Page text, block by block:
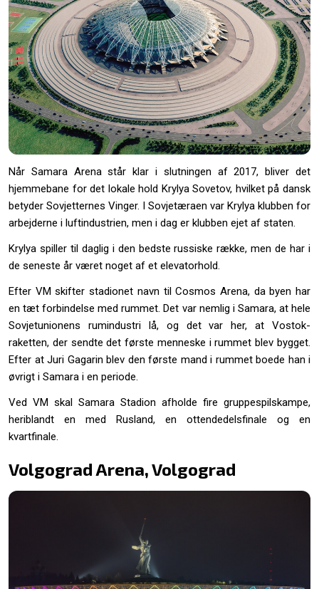
Når Samara Arena står klar i slutningen af 2017, bliver det
hjemmebane for det lokale hold Krylya Sovetov, hvilket på dansk
betyder Sovjetternes Vinger. I Sovjetæraen var Krylya klubben for
arbejderne i luftindustrien, men i dag er klubben ejet af staten.
Krylya spiller til daglig i den bedste russiske række, men de har i
de seneste år været noget af et elevatorhold.
Efter VM skifter stadionet navn til Cosmos Arena, da byen har
en tæt forbindelse med rummet. Det var nemlig i Samara, at hele
Sovjetunionens rumindustri lå, og det var her, at Vostok-
raketten, der sendte det første menneske i rummet blev bygget.
Efter at Juri Gagarin blev den første mand i rummet boede han i
øvrigt i Samara i en periode.
Ved VM skal Samara Stadion afholde fire gruppespilskampe,
heriblandt en med Rusland, en ottendedelsfinale og en
kvartfinale.
Volgograd Arena, Volgograd